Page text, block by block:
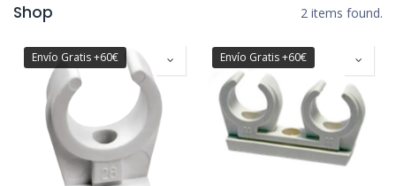
Shop 2 items found.
Envío Gratis +60€ Envío Gratis +60€